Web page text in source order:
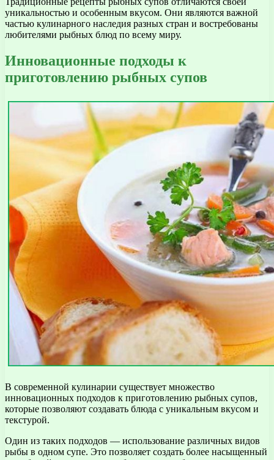
уникальностью и особенным вкусом. Они являются важной
частью кулинарного наследия разных стран и востребованы
любителями рыбных блюд по всему миру.
Инновационные подходы к
приготовлению рыбных супов
В современной кулинарии существует множество
инновационных подходов к приготовлению рыбных супов,
которые позволяют создавать блюда с уникальным вкусом и
текстурой.
Один из таких подходов — использование различных видов
рыбы в одном супе. Это позволяет создать более насыщенный